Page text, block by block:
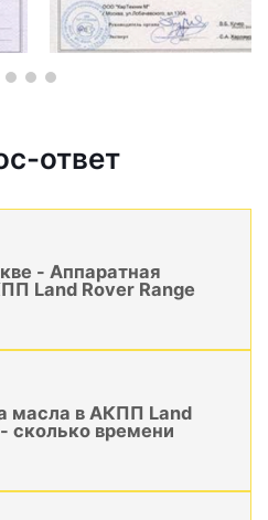
ответ
- Аппаратная
Land Rover Range
масла в АКПП Land
сколько времени